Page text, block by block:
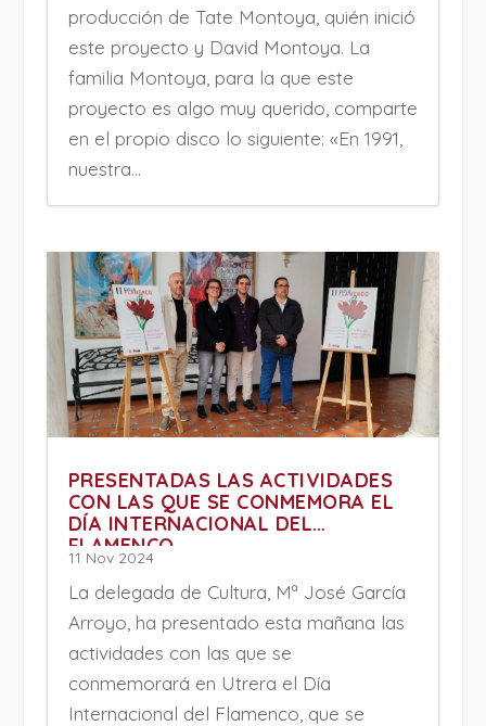
producción de Tate Montoya, quién inició
este proyecto y David Montoya. La
familia Montoya, para la que este
proyecto es algo muy querido, comparte
en el propio disco lo siguiente: «En 1991,
nuestra...
PRESENTADAS LAS ACTIVIDADES
CON LAS QUE SE CONMEMORA EL
DÍA INTERNACIONAL DEL
FLAMENCO
11 Nov 2024
La delegada de Cultura, Mª José García
Arroyo, ha presentado esta mañana las
actividades con las que se
conmemorará en Utrera el Día
Internacional del Flamenco, que se